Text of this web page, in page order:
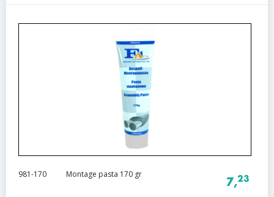
981-170 Montage pasta 170 gr
7,23